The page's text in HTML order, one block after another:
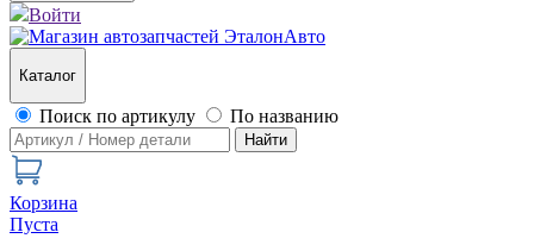
Войти
Каталог
Поиск по артикулу По названию
Найти
Корзина
Пуста